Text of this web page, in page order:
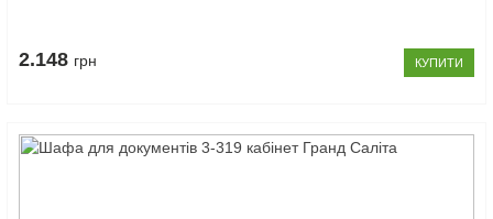
2.148 грн КУПИТИ